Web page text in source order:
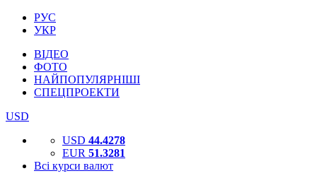
РУС
УКР
ВІДЕО
ФОТО
НАЙПОПУЛЯРНІШІ
СПЕЦПРОЕКТИ
USD
USD 44.4278
EUR 51.3281
Всі курси валют